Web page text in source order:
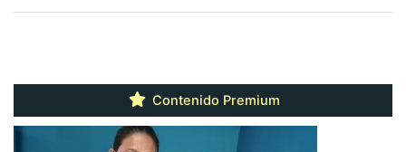
Contenido Premium